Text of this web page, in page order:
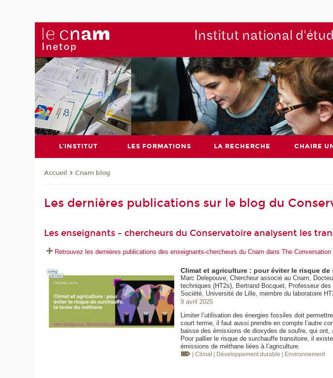
Institut national
L'INSTITUT LES FORMATIONS LA RECHERCHE CHAIRE
Accueil Cnam blog
Les dernières publications sur le blog du
Les enseignants - chercheurs du Conservatoire analysent les
Retrouvez les dernières publications des enseignants-chercheurs du Cnam dans The Conversation
Climat et agriculture : pour éviter le risque
Marc Delepouve, Chercheur associé au Cnam,
techniques (HT2s), Bertrand Bocquet, Professeur
Société, Université de Lille, membre du laboratoire
9 avril 2025
Limiter l’utilisation des énergies fossiles doit
court terme, il faut aussi prendre en compte l’autre
baisse des émissions de dioxydes de soufre, qui
Pour pallier le risque de surchauffe transitoire, il
émissions de méthane liées à l’agriculture.
| Climat | Développement durable | Environnement